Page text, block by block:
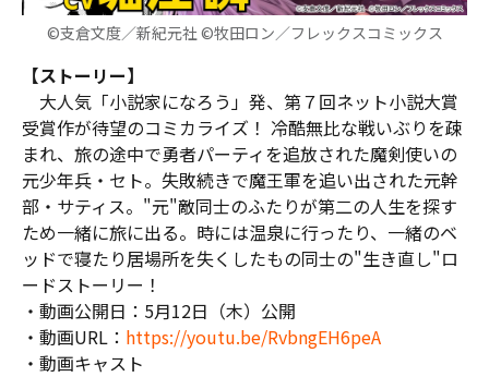
©支倉文度／新紀元社 ©牧田ロン／フレックスコミックス
【ストーリー】
大人気「小説家になろう」発、第７回ネット小説大賞
受賞作が待望のコミカライズ！ 冷酷無比な戦いぶりを疎
まれ、旅の途中で勇者パーティを追放された魔剣使いの
元少年兵・セト。失敗続きで魔王軍を追い出された元幹
部・サティス。"元"敵同士のふたりが第二の人生を探す
ため一緒に旅に出る。時には温泉に行ったり、一緒のベ
ッドで寝たり――居場所を失くしたもの同士の"生き直し"ロ
ードストーリー！
・動画公開日：5月12日（木）公開
・動画URL： https://youtu.be/RvbngEH6peA
・動画キャスト